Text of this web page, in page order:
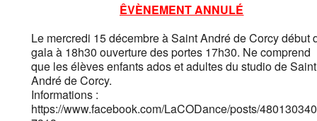
ÊVÈNEMENT ANNULÉ
Le mercredi 15 décembre à Saint André de Corcy début
gala à 18h30 ouverture des portes 17h30. Ne comprend
que les élèves enfants ados et adultes du studio de Saint
André de Corcy.
Informations :
https://www.facebook.com/LaCODance/posts/